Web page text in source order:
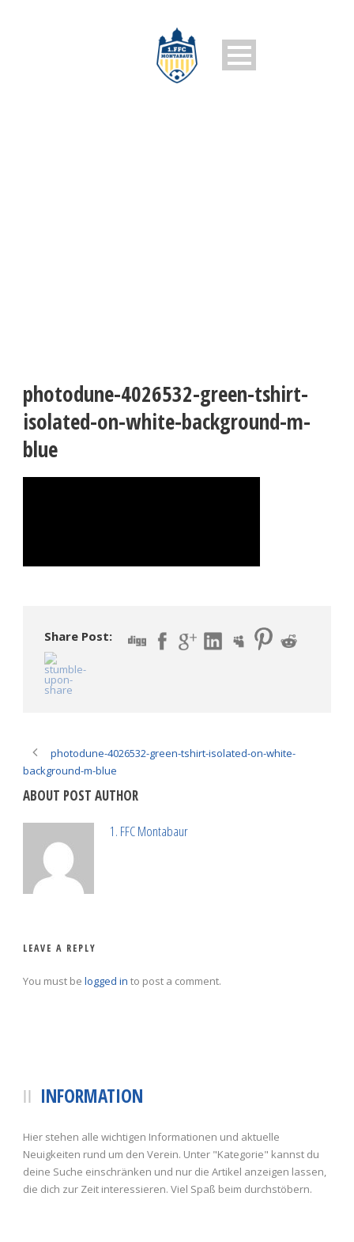
photodune-4026532-green-tshirt-
isolated-on-white-background-m-
blue
Share Post:
photodune-4026532-green-tshirt-isolated-on-white-
background-m-blue
ABOUT POST AUTHOR
1. FFC Montabaur
LEAVE A REPLY
You must be logged in to post a comment.
INFORMATION
Hier stehen alle wichtigen Informationen und aktuelle
Neuigkeiten rund um den Verein. Unter "Kategorie" kannst du
deine Suche einschränken und nur die Artikel anzeigen lassen,
die dich zur Zeit interessieren. Viel Spaß beim durchstöbern.